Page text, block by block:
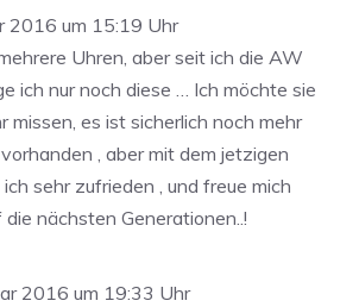
2016 um 15:19 Uhr
Uhren, aber seit ich die AW
ich nur noch diese … Ich möchte sie
missen, es ist sicherlich noch mehr
, aber mit dem jetzigen
sehr zufrieden , und freue mich
nächsten Generationen..!
2016 um 19:33 Uhr